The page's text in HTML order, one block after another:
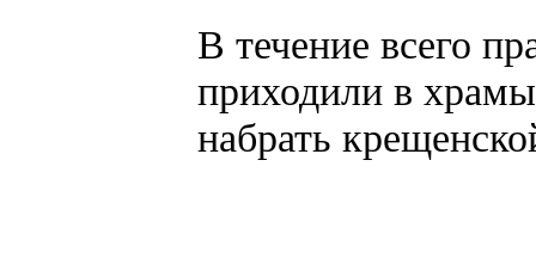
В течение всего
приходили в
набрать